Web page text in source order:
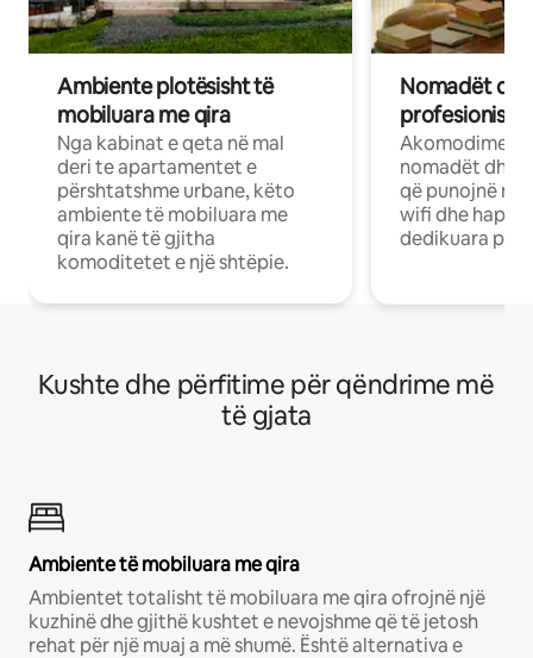
Ambiente plotësisht të
mobiluara me qira
Nga kabinat e qeta në mal
deri te apartamentet e
përshtatshme urbane, këto
ambiente të mobiluara me
qira kanë të gjitha
komoditetet e një shtëpie.
Nomadët
Akomodime
nomadët dhe
që punojnë në
wifi dhe
dedikuara
Kushte dhe përfitime për qëndrime më
të gjata
Ambiente të mobiluara me qira
Ambientet totalisht të mobiluara me qira ofrojnë një
kuzhinë dhe gjithë kushtet e nevojshme që të jetosh
rehat për një muaj a më shumë. Është alternativa e